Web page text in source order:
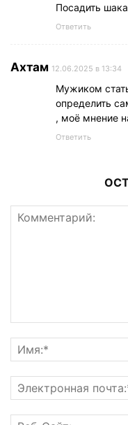
Посадить
Ответить
Ахтам 12.06.2025 в 13:34
Мужиком
определить
, моё мнение
Ответить